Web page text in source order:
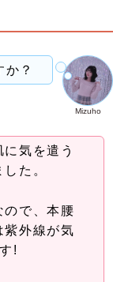
Mizuho
？
気を遣う
た。
ので、本腰
紫外線が気
!